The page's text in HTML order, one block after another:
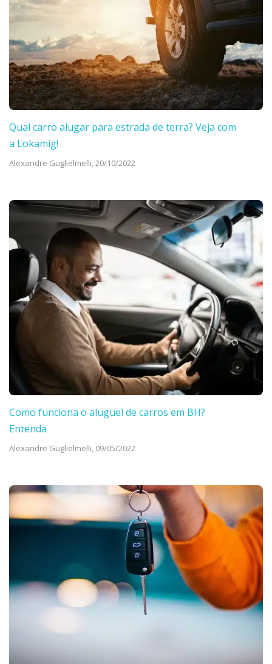
Qual carro alugar para estrada de terra? Veja com
a Lokamig!
Alexandre Guglielmelli,20/10/2022
Como funciona o aluguel de carros em BH?
Entenda
Alexandre Guglielmelli, 09/05/2022